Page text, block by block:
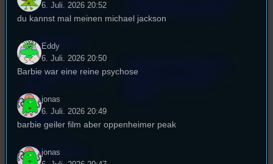
Impressum
Datenschutz
Cookie-Richtlinie
Empfang
EPK & Presse
6. Juli. 2026 20:52
du kannst mal meinen michael jackson
Eddy
6. Juli. 2026 20:50
Barbie war eine reine psychose
jonas
6. Juli. 2026 20:49
barbie geiler film aber oppenheimer peak
jonas